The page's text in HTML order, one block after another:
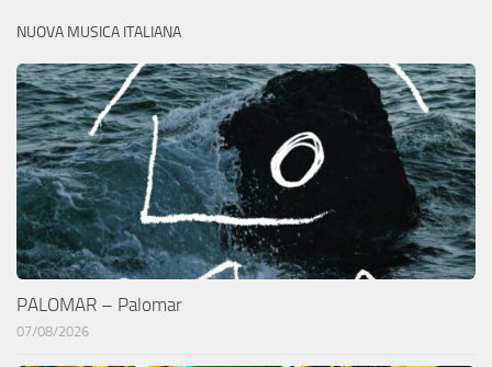
NUOVA MUSICA ITALIANA
PALOMAR – Palomar
07/08/2026